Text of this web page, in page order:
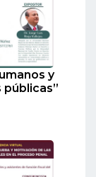
y
públicas”